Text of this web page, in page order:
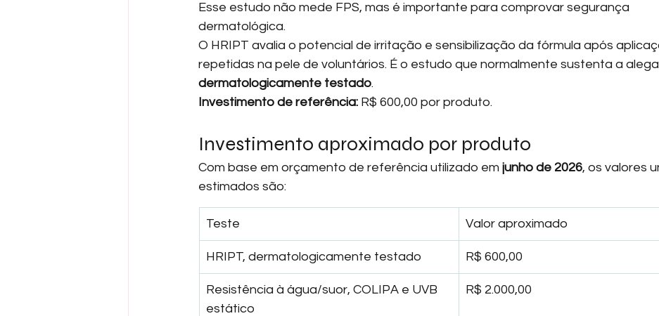
Esse estudo não mede FPS, mas é importante para comprovar segurança
dermatológica.
O HRIPT avalia o potencial de irritação e sensibilização da fórmula após
repetidas na pele de voluntários. É o estudo que normalmente sustenta a
dermatologicamente testado.
Investimento de referência: R$ 600,00 por produto.
Investimento aproximado por produto
Com base em orçamento de referência utilizado em junho de 2026, os valores
estimados são:
Teste Valor aproximado
HRIPT, dermatologicamente testado R$ 600,00
Resistência à água/suor, COLIPA e UVB
estático
R$ 2.000,00